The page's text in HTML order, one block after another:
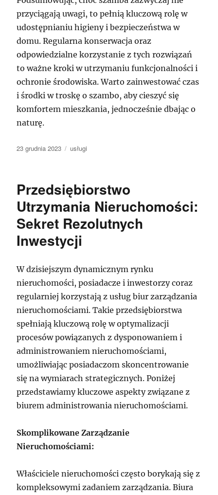
przyciągają uwagi, to pełnią kluczową rolę w
udostępnianiu higieny i bezpieczeństwa w
domu. Regularna konserwacja oraz
odpowiedzialne korzystanie z tych rozwiązań
to ważne kroki w utrzymaniu funkcjonalności i
ochronie środowiska. Warto zainwestować czas
i środki w troskę o szambo, aby cieszyć się
komfortem mieszkania, jednocześnie dbając o
naturę.
Data
23 grudnia 2023 Kategorie
usługi
Przedsiębiorstwo
Utrzymania Nieruchomości:
Sekret Rezolutnych
Inwestycji
W dzisiejszym dynamicznym rynku
nieruchomości, posiadacze i inwestorzy coraz
regularniej korzystają z usług biur zarządzania
nieruchomościami. Takie przedsiębiorstwa
spełniają kluczową rolę w optymalizacji
procesów powiązanych z dysponowaniem i
administrowaniem nieruchomościami,
umożliwiając posiadaczom skoncentrowanie
się na wymiarach strategicznych. Poniżej
przedstawiamy kluczowe aspekty związane z
biurem administrowania nieruchomościami.
Skomplikowane Zarządzanie
Nieruchomościami:
Właściciele nieruchomości często borykają się z
kompleksowymi zadaniem zarządzania. Biura